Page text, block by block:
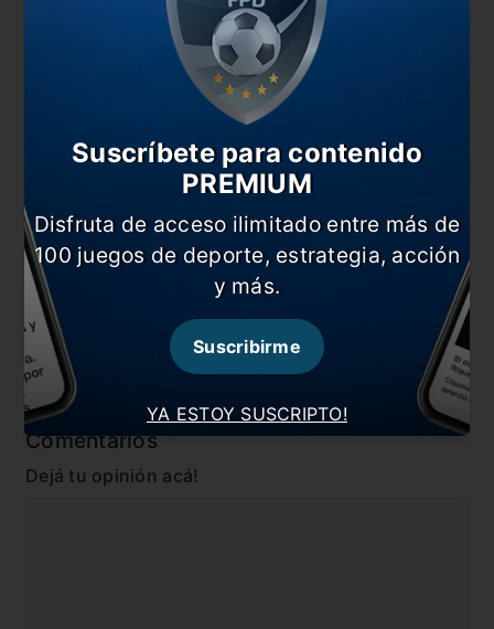
También te puede interesar
Alfaro cuenta con Nández y Benedetto para el
Martin Campaña se casó
Pavón, el siete bravo que aparece en la Copa
En esta nota:
#Copa Libertadores #Corintians
#Independiente
Comentarios
Dejá tu opinión acá!
YA ESTOY SUSCRIPTO!
Suscríbete para contenido
PREMIUM
Disfruta de acceso ilimitado entre más de
100 juegos de deporte, estrategia, acción
y más.
Suscribirme